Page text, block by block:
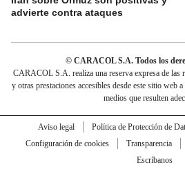
advierte contra ataques
© CARACOL S.A. Todos los
CARACOL S.A. realiza una reserva expresa de las
y otras prestaciones accesibles desde este sitio web
medios que resulten
Aviso legal Política de Protección de
Configuración de cookies
Transparencia
Escríbanos